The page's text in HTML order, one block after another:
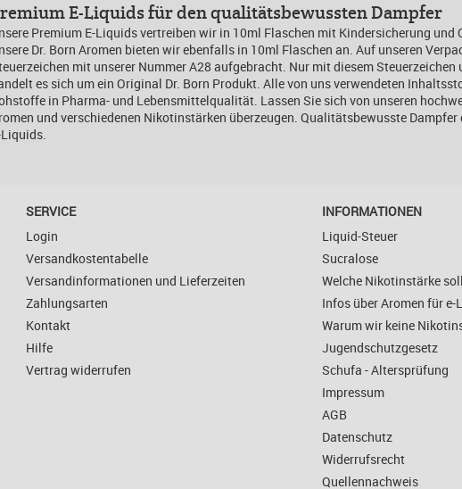
E-Liquids für den qualitätsbewussten Dampfer
Premium E-Liquids vertreiben wir in 10ml Flaschen mit Kindersicherung
Dr. Born Aromen bieten wir ebenfalls in 10ml Flaschen an. Auf unseren
mit unserer Nummer A28 aufgebracht. Nur mit diesem Steuerzeichen
es sich um ein Original Dr. Born Produkt. Alle von uns verwendeten
in Pharma- und Lebensmittelqualität. Lassen Sie sich von unseren
und verschiedenen Nikotinstärken überzeugen. Qualitätsbewusste Dampfer
Liquids.
SERVICE
Login
Versandkostentabelle
Versandinformationen und Lieferzeiten
Zahlungsarten
Kontakt
Hilfe
Vertrag widerrufen
INFORMATIONEN
Liquid-Steuer
Sucralose
Welche Nikotinstärke
Infos über Aromen für e-
Warum wir keine
Jugendschutzgesetz
Schufa - Altersprüfung
Impressum
AGB
Datenschutz
Widerrufsrecht
Quellennachweis